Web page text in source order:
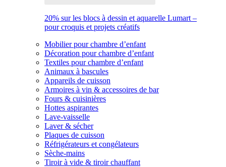
20% sur les blocs à dessin et aquarelle Lumart –
pour croquis et projets créatifs
Mobilier pour chambre d’enfant
Décoration pour chambre d’enfant
Textiles pour chambre d’enfant
Animaux à bascules
Appareils de cuisson
Armoires à vin & accessoires de bar
Fours & cuisinières
Hottes aspirantes
Lave-vaisselle
Laver & sécher
Plaques de cuisson
Réfrigérateurs et congélateurs
Sèche-mains
Tiroir à vide & tiroir chauffant